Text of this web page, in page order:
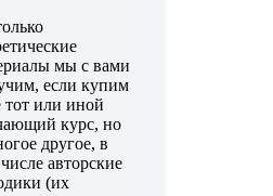
мы с вами
если купим
тот или иной
курс, но
другое, в
авторские
(их